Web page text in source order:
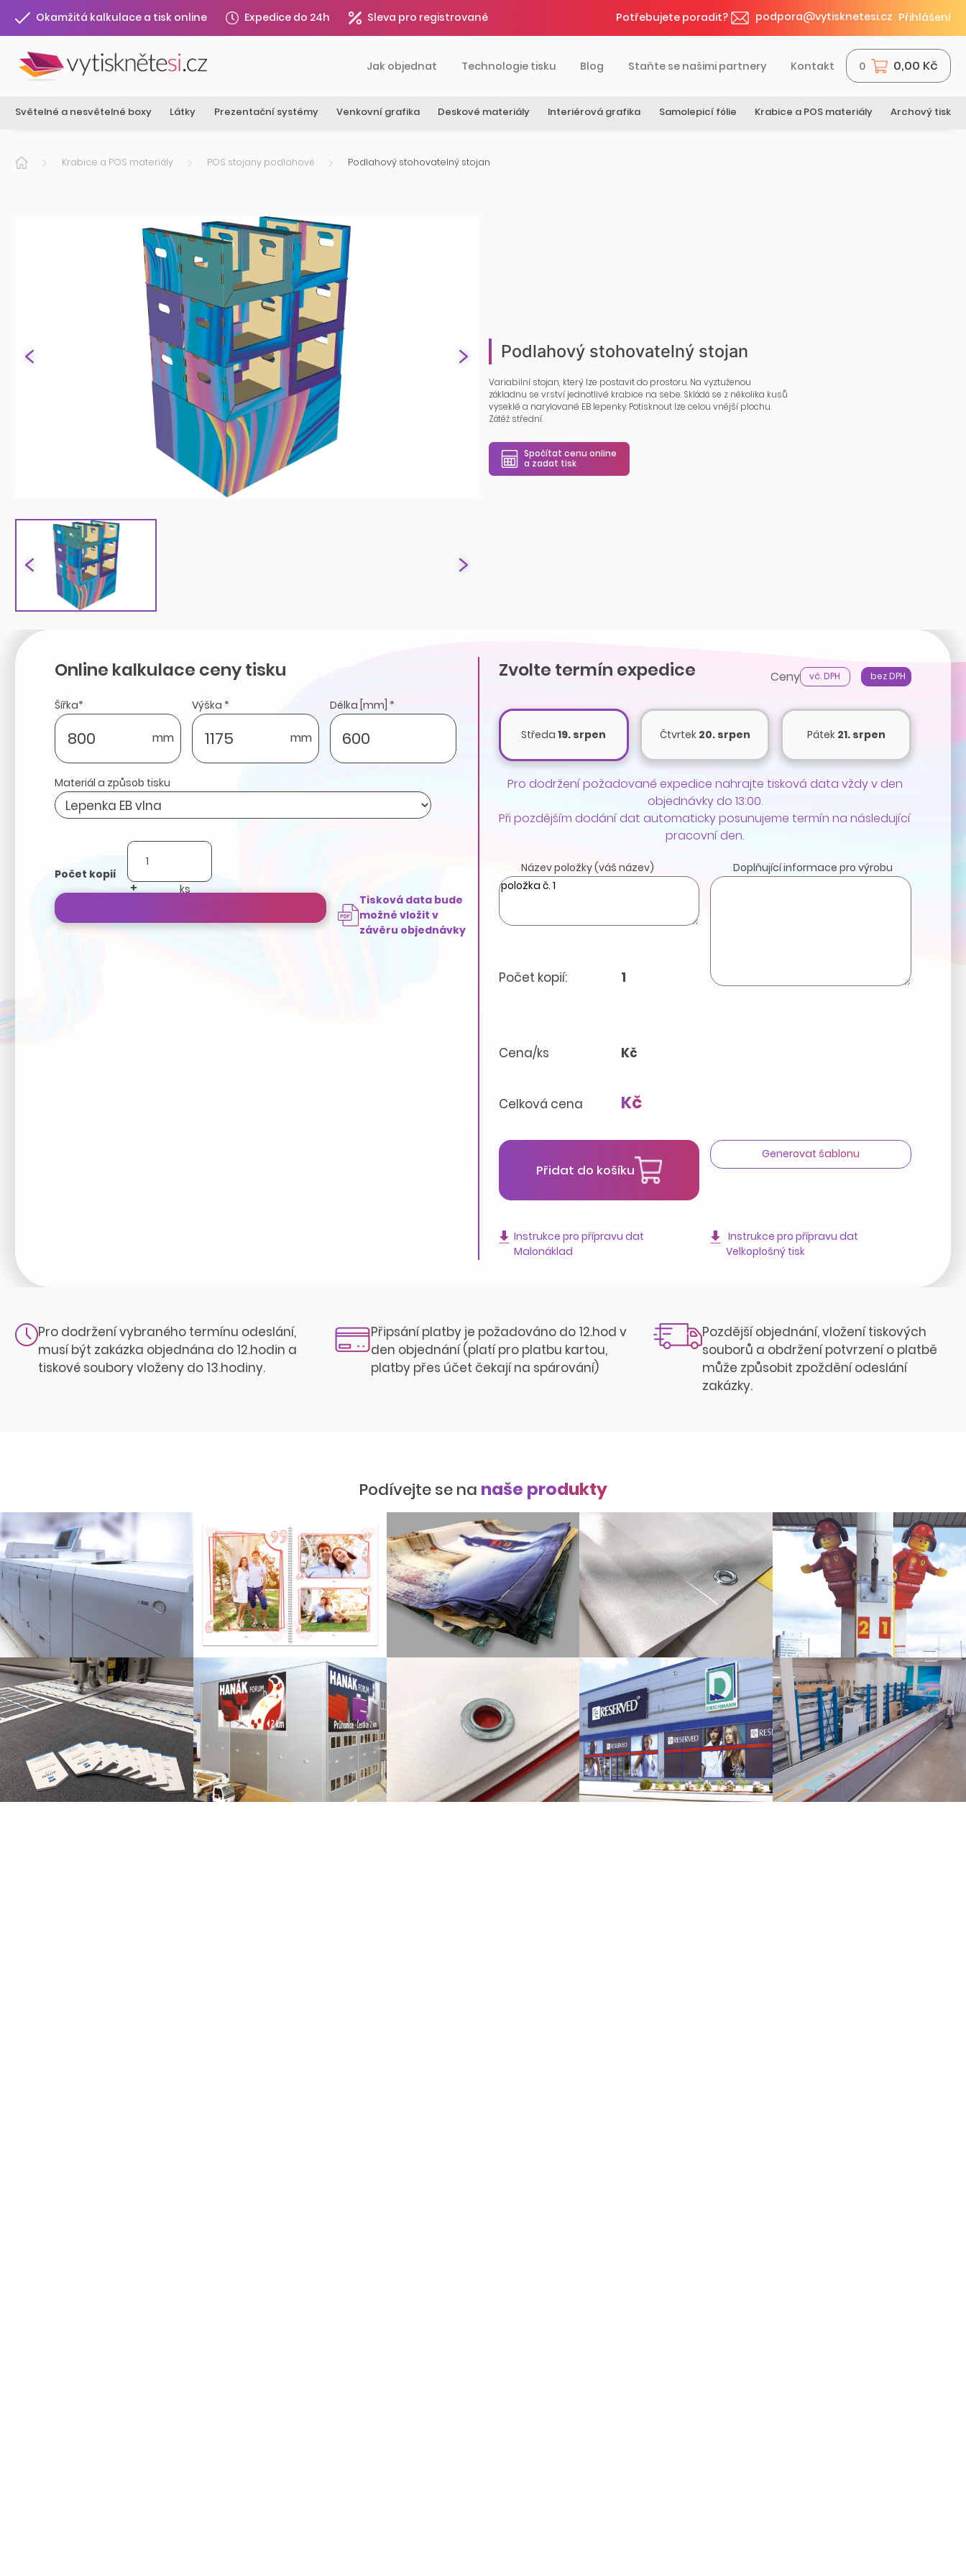
Okamžitá kalkulace a tisk online Expedice do 24h Sleva pro registrované Potřebujete poradit? podpora@vytisknetesi.cz Přihlášení
Jak objednat Technologie tisku Blog Staňte se našimi partnery Kontakt 0 0,00 Kč
Světelné a nesvětelné boxy Látky Prezentační systémy Venkovní grafika Deskové materiály Interiérová grafika Samolepicí fólie Krabice a POS materiály Archový tisk
Krabice a POS materiály POS stojany podlahové Podlahový stohovatelný stojan
Podlahový stohovatelný stojan
Variabilní stojan, který lze postavit do prostoru. Na vyztuženou
základnu se vrství jednotlivé krabice na sebe. Skládá se z několika kusů
vyseklé a narylované EB lepenky. Potisknout lze celou vnější plochu.
Zátěž střední.
Spočítat cenu online
a zadat tisk
Online kalkulace ceny tisku
Šířka*
mm
Výška *
mm
Délka [mm] *
Materiál a způsob tisku
Počet kopií
+
Tisková data bude
možné vložit v
závěru objednávky
Zvolte termín expedice Ceny vč. DPH bez DPH
Středa19. srpen Čtvrtek 20. srpen Pátek 21. srpen
Pro dodržení požadované expedice nahrajte tisková data vždy v den
objednávky do 13:00.
Při pozdějším dodání dat automaticky posunujeme termín na následující
pracovní den.
Název položky (váš název)
Počet kopií: 1
Cena/ks Kč
Celková cena Kč
Doplňující informace pro výrobu
Přidat do košíku
Generovat šablonu
Instrukce pro přípravu dat
Malonáklad
Instrukce pro přípravu dat
Velkoplošný tisk
Pro dodržení vybraného termínu odeslání,
musí být zakázka objednána do 12.hodin a
tiskové soubory vloženy do 13.hodiny.
Připsání platby je požadováno do 12.hod v
den objednání (platí pro platbu kartou,
platby přes účet čekají na spárování)
Pozdější objednání, vložení tiskových
souborů a obdržení potvrzení o platbě
může způsobit zpoždění odeslání
zakázky.
Podívejte se na naše produkty